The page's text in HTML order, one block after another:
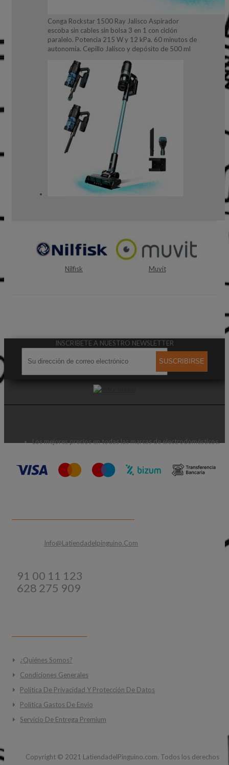
Conga Rockstar 1500 Ray Jalisco Aspirador
escoba sin cables sin bolsa 3 en 1 con ciclón
paralelo. Potencia 215 W y 12 kPa. 60 minutos de
autonomía. Cepillo Jalisco y depósito de 500 ml
Aerocool
INSCRIBETE A NUESTRO NEWSLETTER
SUSCRIBIRSE
Los mejores precios en todas las marcas de electrodomésticos.
Info@latiendadelpinguino.com
91 00 11 123
628 275 909
¿Quiénes Somos?
Condiciones Generales
Política De Privacidad Y Protección De Datos
Politica Gastos De Envio
Servicio De Entrega Premium
Copyright © 2021 LatiendadelPinguino.com. Todos los derechos